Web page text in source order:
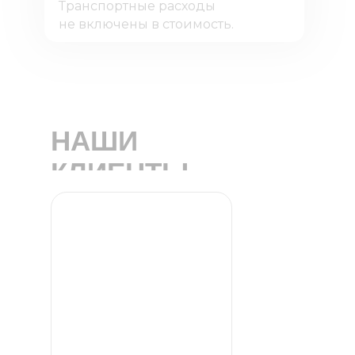
Транспортные расходы
не включены в стоимость.
НАШИ
КЛИЕНТЫ